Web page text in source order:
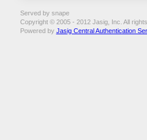
Served by snape
Copyright © 2005 - 2012 Jasig, Inc. All
Powered by Jasig Central Authentication